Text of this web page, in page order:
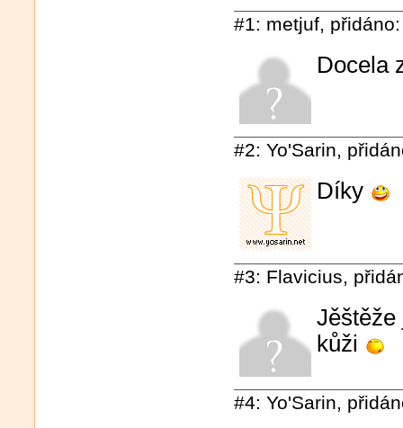
#1: metjuf,
Docela
#2: Yo'Sarin,
Díky
#3: Flavicius,
Jěštěže
kůži
#4: Yo'Sarin,